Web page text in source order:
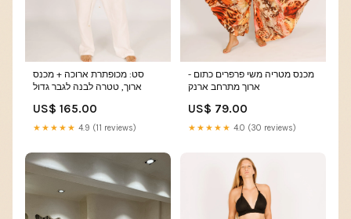
סט: מכופתרת ארוכה + מכנס
ארוך, טטרה לבנה לגבר גדול
US$ 165.00
★★★★★ 4.9 (11 reviews)
מכנס מטריה משי פרפרים כתום -
ארוך מתרחב ארנק
US$ 79.00
★★★★★ 4.0 (30 reviews)